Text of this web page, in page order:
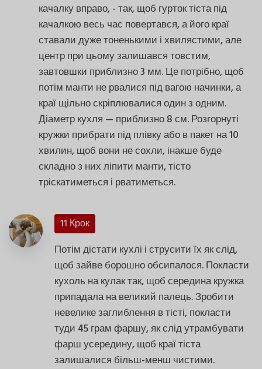
качалку вправо, - так, щоб гурток тіста під
качалкою весь час повертався, а його краї
ставали дуже тоненькими і хвилястими, але
центр при цьому залишався товстим,
завтовшки приблизно 3 мм. Це потрібно, щоб
потім манти не рвалися під вагою начинки, а
краї щільно скріплювалися один з одним.
Діаметр кухля — приблизно 8 см. Розгорнуті
кружки прибрати під плівку або в пакет на 10
хвилин, щоб вони не сохли, інакше буде
складно з них ліпити манти, тісто
тріскатиметься і рватиметься.
11 Крок
Потім дістати кухлі і струсити їх як слід,
щоб зайве борошно обсипалося. Покласти
кухоль на кулак так, щоб середина кружка
припадала на великий палець. Зробити
невелике заглиблення в тісті, покласти
туди 45 грам фаршу, як слід утрамбувати
фарш усередину, щоб краї тіста
залишалися більш-менш чистими.